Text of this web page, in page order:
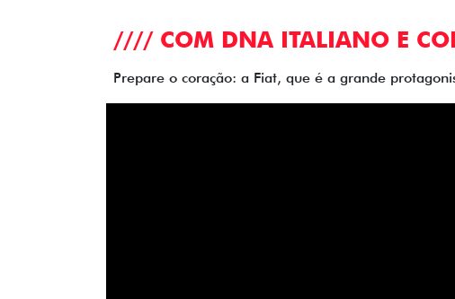
//// COM DNA ITALIANO E
Prepare o coração: a Fiat, que é a grande